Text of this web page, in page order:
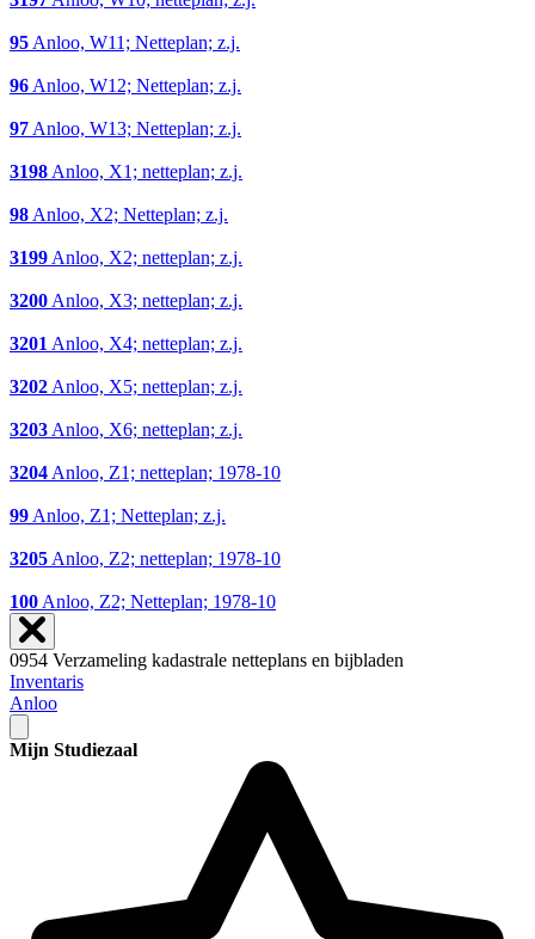
95Anloo, W11; Netteplan; z.j.
96Anloo, W12; Netteplan; z.j.
97Anloo, W13; Netteplan; z.j.
3198Anloo, X1; netteplan; z.j.
98Anloo, X2; Netteplan; z.j.
3199Anloo, X2; netteplan; z.j.
3200Anloo, X3; netteplan; z.j.
3201Anloo, X4; netteplan; z.j.
3202Anloo, X5; netteplan; z.j.
3203Anloo, X6; netteplan; z.j.
3204Anloo, Z1; netteplan; 1978-10
99Anloo, Z1; Netteplan; z.j.
3205Anloo, Z2; netteplan; 1978-10
100Anloo, Z2; Netteplan; 1978-10
0954 Verzameling kadastrale netteplans en bijbladen
Inventaris
Anloo
Mijn Studiezaal